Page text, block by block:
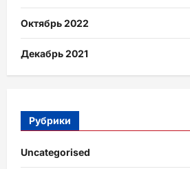
Октябрь 2022
Декабрь 2021
Рубрики
Uncategorised